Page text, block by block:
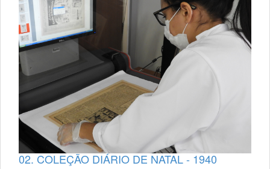
02. COLEÇÃO DIÁRIO DE NATAL - 1940